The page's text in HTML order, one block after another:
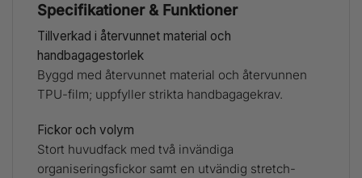
Specifikationer & Funktioner
Tillverkad i återvunnet material och
handbagagestorlek
Byggd med återvunnet material och återvunnen
TPU-film; uppfyller strikta handbagagekrav.
Fickor och volym
Stort huvudfack med två invändiga
organiseringsfickor samt en utvändig stretch-